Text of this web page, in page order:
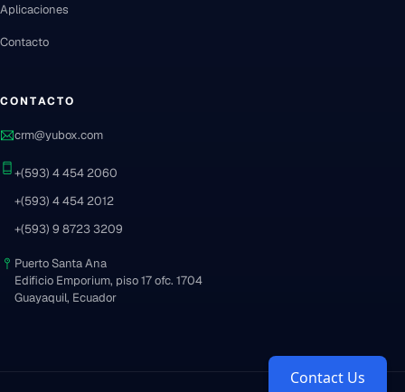
Aplicaciones
Contacto
CONTACTO
crm@yubox.com
+(593) 4 454 2060
+(593) 4 454 2012
+(593) 9 8723 3209
Puerto Santa Ana
Edificio Emporium, piso 17 ofc. 1704
Guayaquil, Ecuador
Contact Us